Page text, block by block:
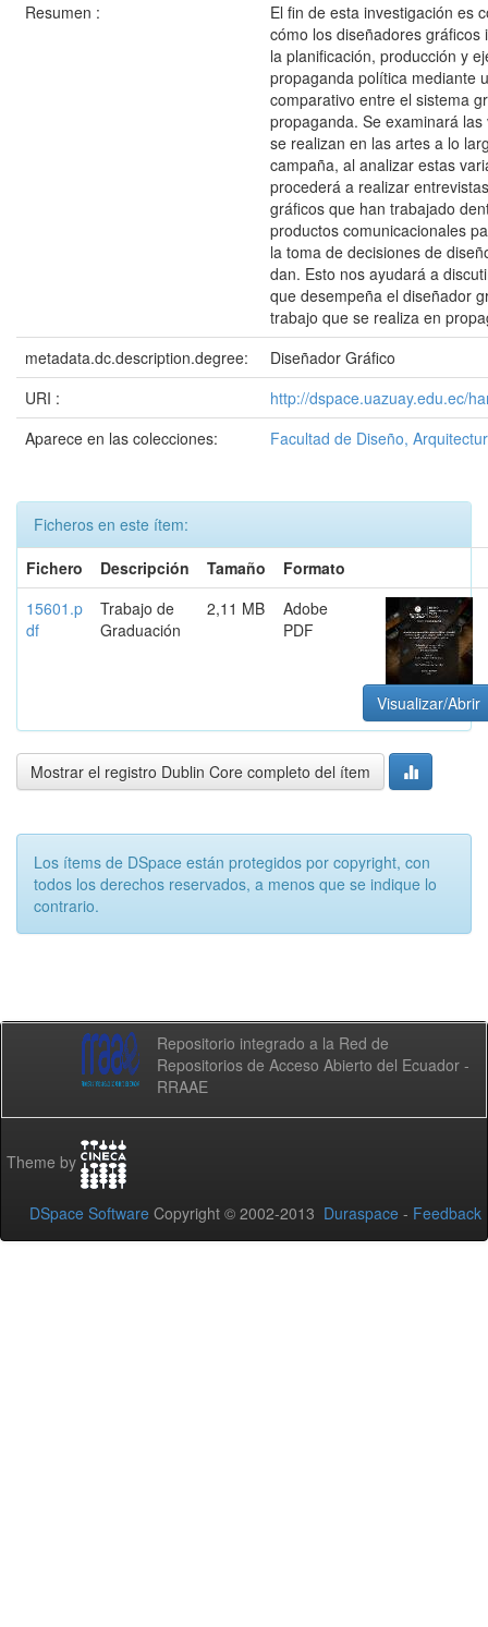
Resumen :
El fin de esta investigación es
cómo los diseñadores gráficos
la planificación, producción y
propaganda política mediante
comparativo entre el sistema
propaganda. Se examinará
se realizan en las artes a lo
campaña, al analizar estas
procederá a realizar
gráficos que han trabajado
productos comunicacionales
la toma de decisiones de
dan. Esto nos ayudará a
que desempeña el diseñador
trabajo que se realiza en
metadata.dc.description.degree:
Diseñador Gráfico
URI :
http://dspace.uazuay.edu.ec/
Aparece en las colecciones:
Facultad de Diseño,
Ficheros en este ítem:
Fichero
Descripción Tamaño
Formato
15601.p
df
Trabajo de
Graduación
2,11 MB
Adobe
PDF
Visualizar/Abrir
Mostrar el registro Dublin Core completo del ítem
Los ítems de DSpace están protegidos por copyright, con
todos los derechos reservados, a menos que se indique lo
contrario.
Repositorio integrado a la Red de
Repositorios de Acceso Abierto del Ecuador -
RRAAE
Theme by
DSpace Software Copyright © 2002-2013 Duraspace - Feedback